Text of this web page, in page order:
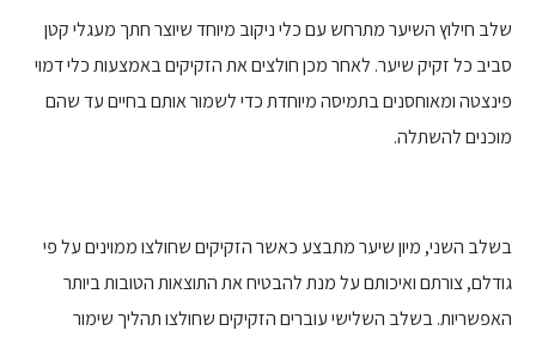
שלב חילוץ השיער מתרחש עם כלי ניקוב מיוחד שיוצר חתך מעגלי קטן
סביב כל זקיק שיער. לאחר מכן חולצים את הזקיקים באמצעות כלי דמוי
פינצטה ומאוחסנים בתמיסה מיוחדת כדי לשמור אותם בחיים עד שהם
מוכנים להשתלה.
בשלב השני, מיון שיער מתבצע כאשר הזקיקים שחולצו ממוינים על פי
גודלם, צורתם ואיכותם על מנת להבטיח את התוצאות הטובות ביותר
האפשריות. בשלב השלישי עוברים הזקיקים שחולצו תהליך שימור